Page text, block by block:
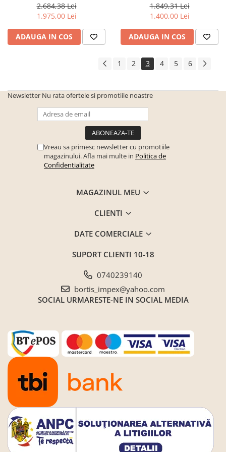
Seturi de gradina
Sezlonguri
Sezlonguri de gradina si terasa
Chiuvete bucatarie
incorporabile
Cuptoare incorporabile
Masini de spalat vase
Saltele ,Perne,Topper
Paturi tapitate , Canapele si Coltare
Paturi tapitate dormitor
Mobilier Resigilat
Promotia saptamanii (extra
discount ) - %
Promotii lunare
Produse cu livrare in 24H
Mobilier clasic/rustic/vintage
Mobilier tapitat
Paturi tapitate dormitor
Toate Produsele
lungime, model riflaj , 10
agatatori, picioare negre,
2.684,38 Lei
1.975,00 Lei
ADAUGA IN COS
lungime, model riflaj , 7
agatatori, picioare negre, -
Bortis Impex
1.849,31 Lei
1.400,00 Lei
ADAUGA IN COS
1 2 3 4 5 6
Newsletter Nu rata ofertele si promotiile noastre
Vreau sa primesc newsletter cu promotiile
magazinului. Afla mai multe in Politica de
Confidentialitate
MAGAZINUL MEU
CLIENTI
DATE COMERCIALE
SUPORT CLIENTI 10-18
0740239140
bortis_impex@yahoo.com
SOCIAL URMARESTE-NE IN SOCIAL MEDIA